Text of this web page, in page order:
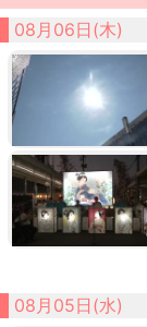
08月06日(木)
08月05日(水)